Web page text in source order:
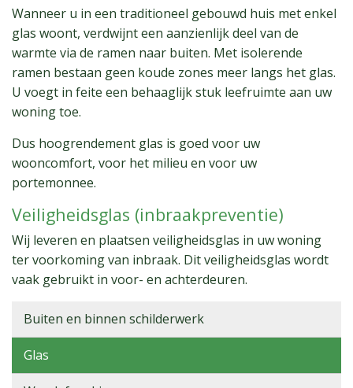
Wanneer u in een traditioneel gebouwd huis met enkel
glas woont, verdwijnt een aanzienlijk deel van de
warmte via de ramen naar buiten. Met isolerende
ramen bestaan geen koude zones meer langs het glas.
U voegt in feite een behaaglijk stuk leefruimte aan uw
woning toe.
Dus hoogrendement glas is goed voor uw
wooncomfort, voor het milieu en voor uw
portemonnee.
Veiligheidsglas (inbraakpreventie)
Wij leveren en plaatsen veiligheidsglas in uw woning
ter voorkoming van inbraak. Dit veiligheidsglas wordt
vaak gebruikt in voor- en achterdeuren.
Buiten en binnen schilderwerk
Glas